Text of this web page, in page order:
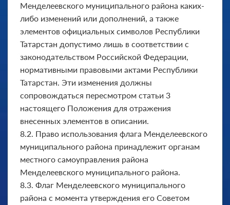
Менделеевского муни­ципального района каких-
либо изменений или дополнений, а также
элементов официальных символов Республики
Татарстан допустимо лишь в соответствии с
законодательством Российской Федерации,
нормативными правовыми актами Республики
Татарстан. Эти изменения должны
сопровождаться пересмотром статьи 3
настоящего Положения для отражения
внесенных элементов в описании.
8.2. Право использования флага Менделеевского
муниципального района принадлежит органам
местного самоуправления района
Менделеевского муниципального района.
8.3. Флаг Менделеевского муниципального
района с момента утверждения его Советом